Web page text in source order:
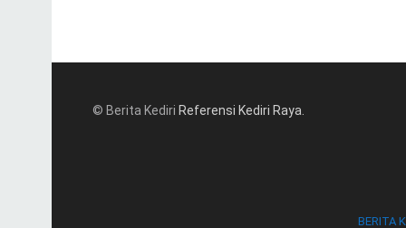
© Berita Kediri Referensi Kediri Raya
BERITA